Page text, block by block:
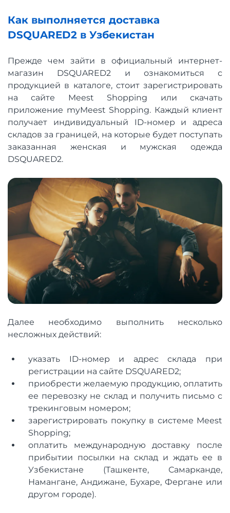
Как выполняется доставка
DSQUARED2 в Узбекистан
Прежде чем зайти в официальный интернет-
магазин DSQUARED2 и ознакомиться с
продукцией в каталоге, стоит зарегистрировать
на сайте Meest Shopping или скачать
приложение myMeest Shopping. Каждый клиент
получает индивидуальный ID-номер и адреса
складов за границей, на которые будет поступать
заказанная женская и мужская одежда
DSQUARED2.
Далее необходимо выполнить несколько
несложных действий:
указать ID-номер и адрес склада при
регистрации на сайте DSQUARED2;
приобрести желаемую продукцию, оплатить
ее перевозку не склад и получить письмо с
трекинговым номером;
зарегистрировать покупку в системе Meest
Shopping;
оплатить международную доставку после
прибытии посылки на склад и ждать ее в
Узбекистане (Ташкенте, Самарканде,
Намангане, Андижане, Бухаре, Фергане или
другом городе).